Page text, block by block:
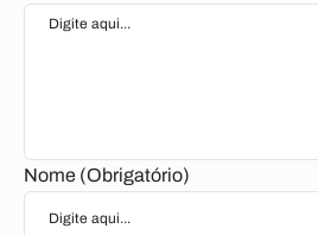
Nome (Obrigatório)